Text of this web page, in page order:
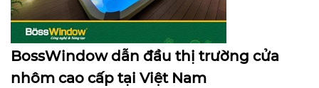
BossWindow dẫn đầu thị trường cửa
nhôm cao cấp tại Việt Nam